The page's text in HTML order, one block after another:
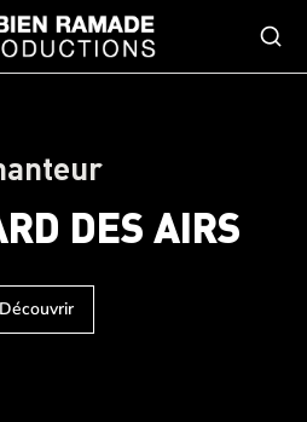
DES AIRS
Découvrir